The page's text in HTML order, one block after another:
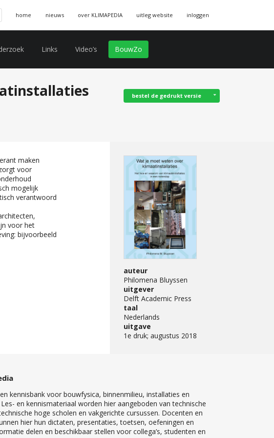
home nieuws over KLIMAPEDIA uitleg website inloggen
Links Video’s BouwZo
bestel de gedrukt versie
maken
voor
mogelijk
verantwoord
voor het
bijvoorbeeld
auteur
Philomena Bluyssen
uitgever
Delft Academic Press
taal
Nederlands
uitgave
1e druk; augustus 2018
kennisbank voor bouwfysica, binnenmilieu, installaties en
en kennismateriaal worden hier aangeboden van technische
hoge scholen en vakgerichte cursussen. Docenten en
hier hun dictaten, presentaties, toetsen, oefeningen en
delen en beschikbaar stellen voor collega’s, studenten en